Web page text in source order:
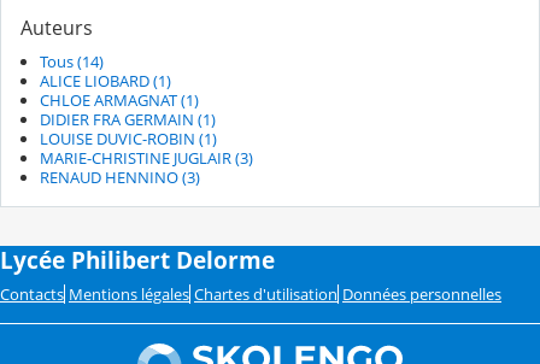
Auteurs
Tous (14)
ALICE LIOBARD (1)
CHLOE ARMAGNAT (1)
DIDIER FRA GERMAIN (1)
LOUISE DUVIC-ROBIN (1)
MARIE-CHRISTINE JUGLAIR (3)
RENAUD HENNINO (3)
Lycée Philibert Delorme
Contacts Mentions légales Chartes d'utilisation Données personnelles